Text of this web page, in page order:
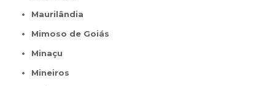
Maurilândia
Mimoso de Goiás
Minaçu
Mineiros